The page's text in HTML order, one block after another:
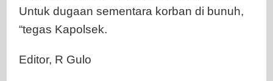
Untuk dugaan sementara korban di bunuh,
“tegas Kapolsek.
Editor, R Gulo